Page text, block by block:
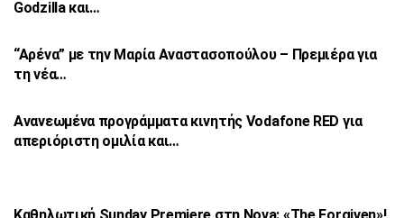
Godzilla και…
“Αρένα” με την Μαρία Αναστασοπούλου – Πρεμιέρα για
τη νέα…
Ανανεωμένα προγράμματα κινητής VodafoneRED για
απεριόριστη ομιλία και…